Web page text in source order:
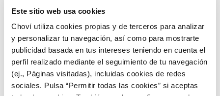
Este sitio web usa cookies
Choví utiliza cookies propias y de terceros para analizar
y personalizar tu navegación, así como para mostrarte
publicidad basada en tus intereses teniendo en cuenta el
perfil realizado mediante el seguimiento de tu navegación
(ej., Páginas visitadas), incluidas cookies de redes
sociales. Pulsa “Permitir todas las cookies” si aceptas
Y tú,¿estarías dispuesto a comprar algunos de estos
cotizados manjares? Sí es que sí, déjanos un comentario
indicándonos por cuáles de estos u otros ingredientes
estarías dispuesto a rascarte el bolsillo. ¡Qué aproveche!